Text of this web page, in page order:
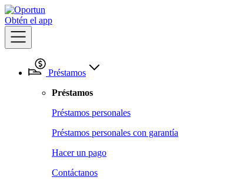
Obtén el app
Préstamos
Préstamos
Préstamos personales
Préstamos personales con garantía
Hacer un pago
Contáctanos